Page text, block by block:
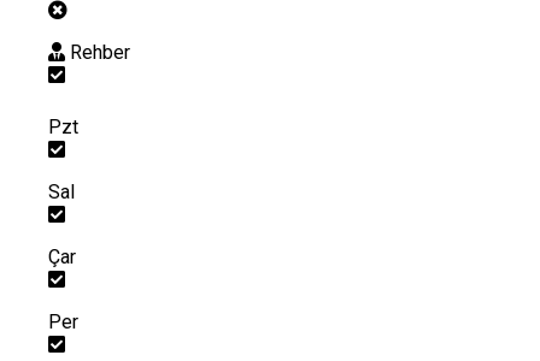
Rehber
Pzt
Sal
Çar
Per